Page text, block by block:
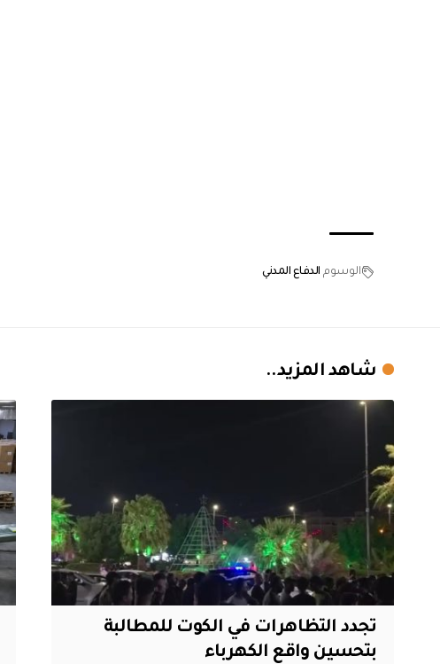
الوسوم الدفاع المدني
شاهد المزيد..
تجدد التظاهرات في الكوت للمطالبة
بتحسين واقع الكهرباء